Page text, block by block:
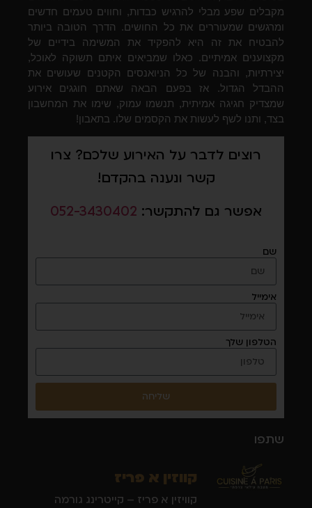
מקבלים שפע מבלי להרגיש כבדות, וחווים טעמים חדשים
ומרגשים שמעוררים את כל החושים. הדרך הטובה ביותר
להבטיח את זה היא להפקיד את המשימה בידיים של
מקצוענים אמיתיים. כאלו שמביאים איתם תשוקה לאוכל,
יצירתיות, והבנה של כל הניואנסים הקטנים שעושים את
ההבדל הגדול. אז בפעם הבאה שאתם חוגגים אירוע
שמצדיק חגיגה אמיתית, תנשמו עמוק, שימו את המחשבון
בצד, ותנו לשף לעשות את הקסמים שלו. בתאבון!
רוצים לדבר על האירוע שלכם? צרו
קשר ונענה בהקדם!
אפשר גם להתקשר: 052-3430402
שם
אימייל
הטלפון שלך
שליחה
שתפו
קווזין א פריז
קוויזין א פריז – קייטרינג גורמה